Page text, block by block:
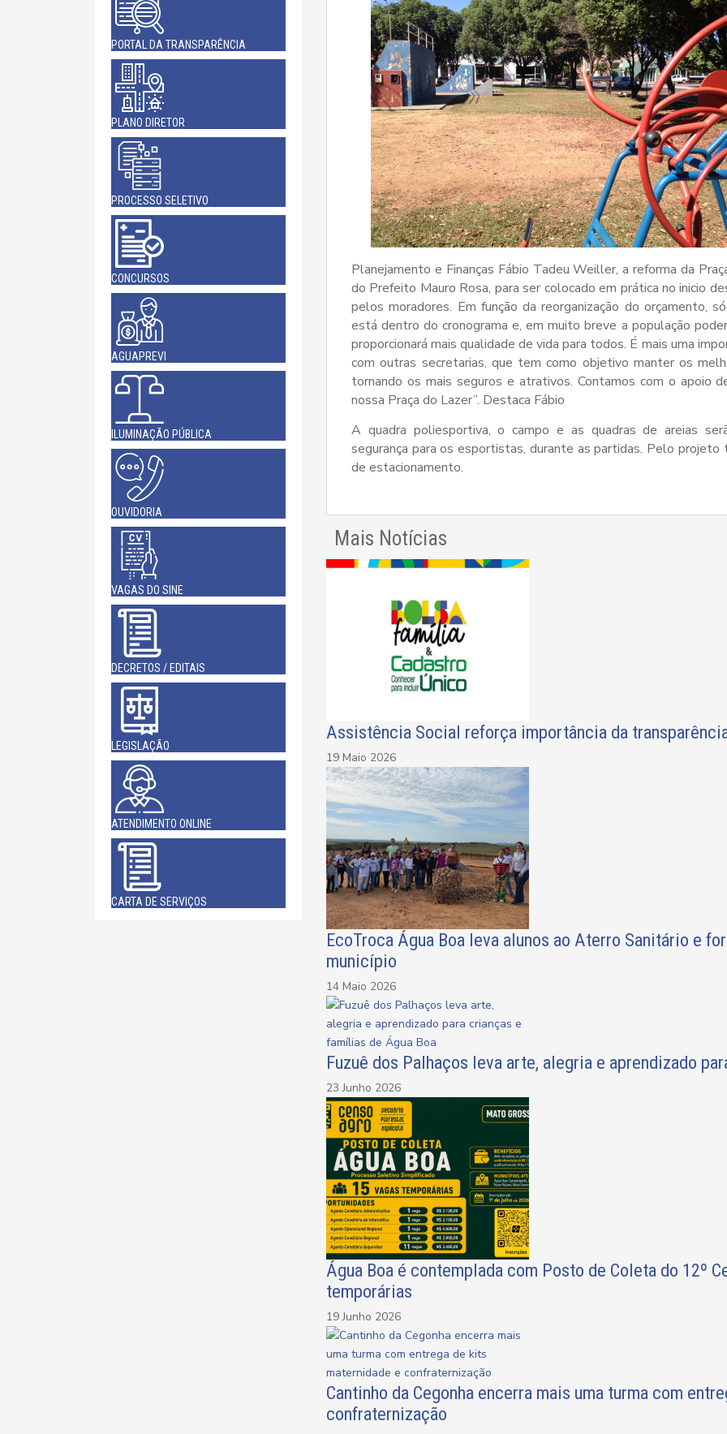
PORTAL DA TRANSPARÊNCIA
PLANO DIRETOR
PROCESSO SELETIVO
CONCURSOS
AGUAPREVI
ILUMINAÇÃO PÚBLICA
OUVIDORIA
VAGAS DO SINE
DECRETOS / EDITAIS
LEGISLAÇÃO
ATENDIMENTO ONLINE
CARTA DE SERVIÇOS
Planejamento e Finanças Fábio Tadeu Weiller, a reforma da
do Prefeito Mauro Rosa, para ser colocado em prática no inicio
pelos moradores. Em função da reorganização do orçamento,
está dentro do cronograma e, em muito breve a população
proporcionará mais qualidade de vida para todos. É mais uma
com outras secretarias, que tem como objetivo manter os
tornando os mais seguros e atrativos. Contamos com o apoio
nossa Praça do Lazer”. Destaca Fábio
A quadra poliesportiva, o campo e as quadras de areias
segurança para os esportistas, durante as partidas. Pelo projeto
de estacionamento.
Mais Notícias
Assistência Social reforça importância da
19 Maio 2026
EcoTroca Água Boa leva alunos ao Aterro Sanitário e
município
14 Maio 2026
Fuzuê dos Palhaços leva arte, alegria e aprendizado
23 Junho 2026
Água Boa é contemplada com Posto de Coleta do 12º
temporárias
19 Junho 2026
Cantinho da Cegonha encerra mais uma turma com
confraternização